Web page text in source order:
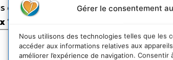
Gérer le consentement
Nous utilisons des technologies telles que les
accéder aux informations relatives aux
améliorer l’expérience de navigation.
de 300 projets et mobilisé plus de 27
1000 Pionniers